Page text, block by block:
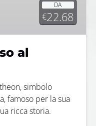
DA
€22.68
al
simbolo
famoso per la sua
ricca storia.